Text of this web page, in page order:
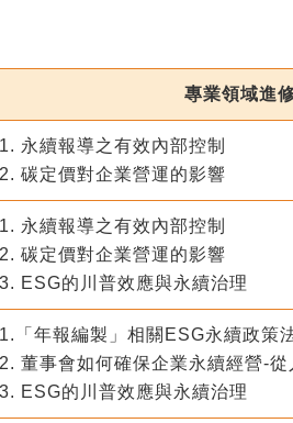
專業領域進
1. 永續報導之有效內部控制
2. 碳定價對企業營運的影響
1. 永續報導之有效內部控制
2. 碳定價對企業營運的影響
3. ESG的川普效應與永續治理
1.
「年報編製」相關ESG永續政策
2. 董事會如何確保企業永續經營-
3. ESG的川普效應與永續治理